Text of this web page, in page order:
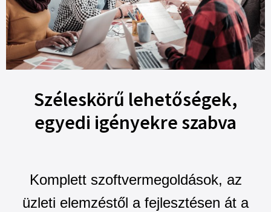
Széleskörű lehetőségek,
egyedi igényekre szabva
Komplett szoftvermegoldások, az
üzleti elemzéstől a fejlesztésen át a